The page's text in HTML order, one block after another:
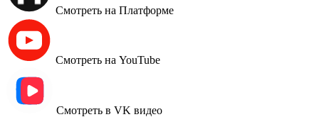
Смотреть на Платформе
Смотреть на YouTube
Смотреть в VK видео